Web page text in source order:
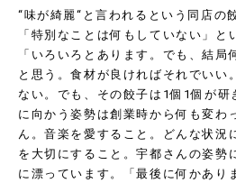
“味が綺麗“ と言われるという同店の
「特別なことは何もしていない」と
「いろいろとあります。でも、結
と思う。食材が良ければそれでいい
ない。でも、その餃子は 1個 1個が研
に向かう姿勢は創業時から何も変わ
ん。音楽を愛すること。どんな状況
を大切にすること。宇都さんの姿勢
に漂っています。「最後に何かあり